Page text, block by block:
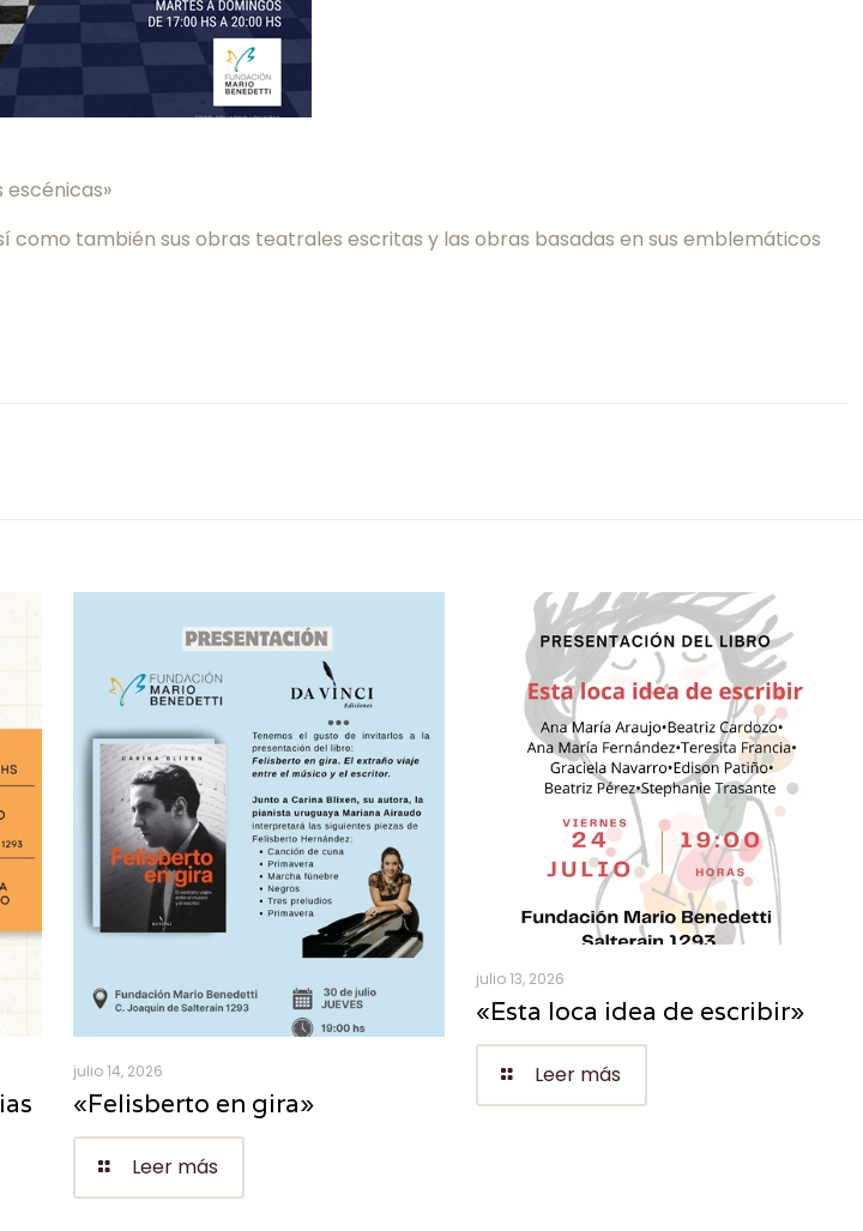
también sus obras teatrales escritas y las obras basadas en sus emblemáticos
julio 14, 2026
«Felisberto en gira»
Leer más
julio 13, 2026
«Esta loca idea de escribir»
Leer más